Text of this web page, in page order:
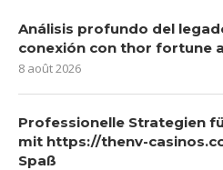
Análisis profundo del
conexión con thor fortune
8 août 2026
Professionelle Strategien
mit https://thenv-
Spaß